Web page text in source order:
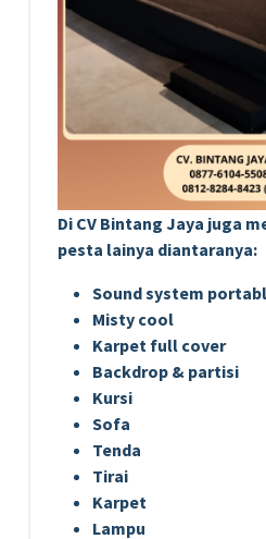
Di CV Bintang Jaya juga
pesta lainya diantaranya:
Sound system
Misty cool
Karpet full cover
Backdrop & partisi
Kursi
Sofa
Tenda
Tirai
Karpet
Lampu